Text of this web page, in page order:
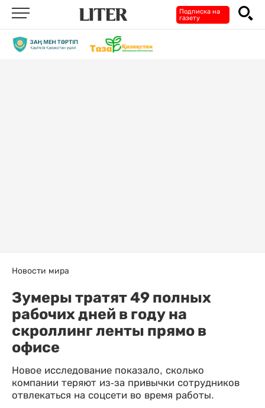
Подписка на
газету
Новости мира
Зумеры тратят 49 полных
рабочих дней в году на
скроллинг ленты прямо в
офисе
Новое исследование показало, сколько
компании теряют из-за привычки сотрудников
отвлекаться на соцсети во время работы.